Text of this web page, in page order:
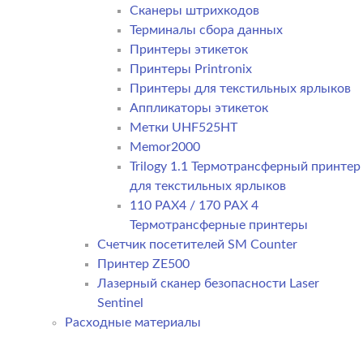
Сканеры штрихкодов
Терминалы сбора данных
Принтеры этикеток
Принтеры Printronix
Принтеры для текстильных ярлыков
Аппликаторы этикеток
Метки UHF525HT
Memor2000
Trilogy 1.1 Термотрансферный принтер
для текстильных ярлыков
110 PAX4 / 170 PAX 4
Термотрансферные принтеры
Счетчик посетителей SM Counter
Принтер ZE500
Лазерный сканер безопасности Laser
Sentinel
Расходные материалы